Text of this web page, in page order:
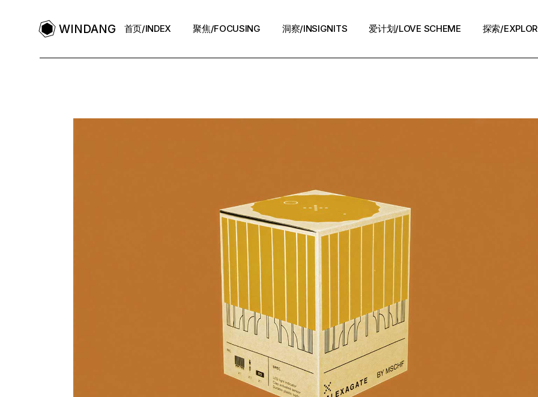
WINDANG 首页/INDEX 聚焦/FOCUSING 洞察/INSIGNITS 爱计划/LOVE SCHEME 探索/